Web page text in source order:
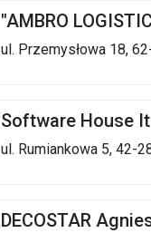
"AMBRO
ul. Przemysłowa 18,
Software House
ul. Rumiankowa 5, 42-
DECOSTAR